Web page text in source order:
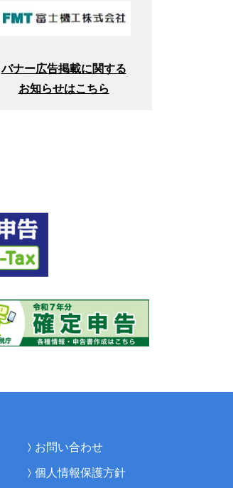
バナー広告掲載に関する
お知らせはこちら
お問い合わせ
個人情報保護方針